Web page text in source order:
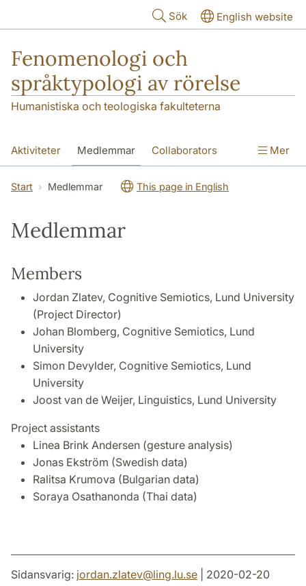
Sök English website
Fenomenologi och
språktypologi av rörelse
Humanistiska och teologiska fakulteterna
Aktiviteter Medlemmar Collaborators
Publikationer och presentationer
Mer
Start Medlemmar This page in English
Medlemmar
Members
Jordan Zlatev, Cognitive Semiotics, Lund University
(Project Director)
Johan Blomberg, Cognitive Semiotics, Lund
University
Simon Devylder, Cognitive Semiotics, Lund
University
Joost van de Weijer, Linguistics, Lund University
Project assistants
Linea Brink Andersen (gesture analysis)
Jonas Ekström (Swedish data)
Ralitsa Krumova (Bulgarian data)
Soraya Osathanonda (Thai data)
Sidansvarig: jordan.zlatev@ling.lu.se | 2020-02-20